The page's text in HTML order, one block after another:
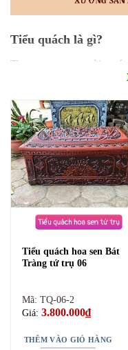
Tiểu quách là gì?
Trong quan, ngoài
ta truyền lại từ bao
Quáchlà hòm đựng
làm bằng vật phẩm
dưới tác động của môi
Tiểuthì được nằm bên
đựng hài cốt, tro cốt
thường nhỏ hơn so với
Tiểu quách hoa sen Bát
Tràng tứ trụ 06
Mã: TQ-06-2
Giá:3.800.000₫
THÊM VÀO GIỎ HÀNG